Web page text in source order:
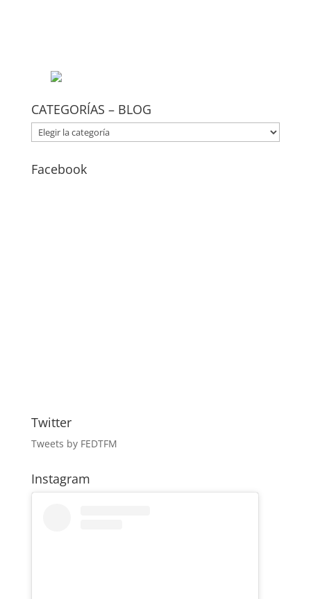
CATEGORÍAS – BLOG
CATEGORÍAS
–
Facebook
Twitter
Tweets by FEDTFM
Instagram